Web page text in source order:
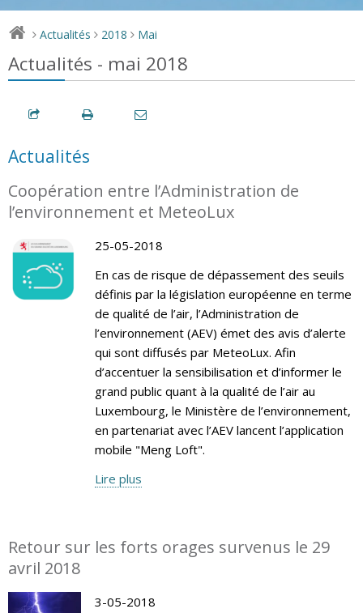
> Actualités > 2018 > Mai
Actualités - mai 2018
Actualités
Coopération entre l’Administration de
l’environnement et MeteoLux
25-05-2018
En cas de risque de dépassement des seuils
définis par la législation européenne en terme
de qualité de l’air, l’Administration de
l’environnement (AEV) émet des avis d’alerte
qui sont diffusés par MeteoLux. Afin
d’accentuer la sensibilisation et d’informer le
grand public quant à la qualité de l’air au
Luxembourg, le Ministère de l’environnement,
en partenariat avec l’AEV lancent l’application
mobile "Meng Loft".
Lire plus
Retour sur les forts orages survenus le 29
avril 2018
3-05-2018